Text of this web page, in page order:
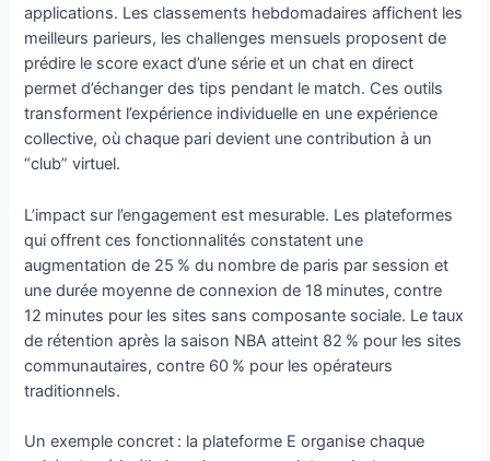
applications. Les classements hebdomadaires affichent les
meilleurs parieurs, les challenges mensuels proposent de
prédire le score exact d’une série et un chat en direct
permet d’échanger des tips pendant le match. Ces outils
transforment l’expérience individuelle en une expérience
collective, où chaque pari devient une contribution à un
“club” virtuel.
L’impact sur l’engagement est mesurable. Les plateformes
qui offrent ces fonctionnalités constatent une
augmentation de 25 % du nombre de paris par session et
une durée moyenne de connexion de 18 minutes, contre
12 minutes pour les sites sans composante sociale. Le taux
de rétention après la saison NBA atteint 82 % pour les sites
communautaires, contre 60 % pour les opérateurs
traditionnels.
Un exemple concret : la plateforme E organise chaque